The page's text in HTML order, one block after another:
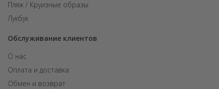
Пляж / Круизные образы
Лукбук
Обслуживание клиентов
О нас
Оплата и доставка
Обмен и возврат